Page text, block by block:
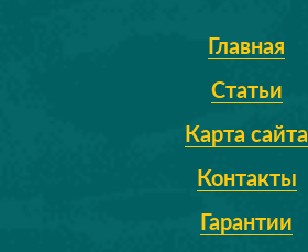
Главная
Статьи
Карта сайта
Контакты
Гарантии